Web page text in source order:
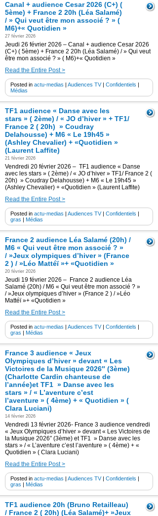
Canal + audience Cesar 2026 (C+) (
5ème) + France 2 20h (Léa Salamé)
/ » Qui veut être mon associé ? » (
M6)+« Quotidien »
27 février 2026
Jeudi 26 février 2026 – Canal + audience Cesar 2026
(C+) ( 5ème) + France 2 20h (Léa Salamé) / » Qui veut
être mon associé ? » ( M6)+« Quotidien »
Read the Entire Post >
Posted in actu-medias | Audiences TV| Confidentiels |
Médias
TF1 audience « Danse avec les
stars » ( 2ème) / « JO d’hiver » + TF1/
France 2 ( 20h) » Coudray
Delahousse) + M6 « Le 19h45 »
(Ashley Chevalier) + «Quotidien »
(Laurent Laffite)
21 février 2026
Vendredi 20 février 2026 – TF1 audience « Danse
avec les stars » ( 2ème) / « JO d’hiver » TF1/ France 2 (
20h) » Coudray Delahousse) + M6 « Le 19h45 »
(Ashley Chevalier) + «Quotidien » (Laurent Laffite)
Read the Entire Post >
Posted in actu-medias | Audiences TV| Confidentiels |
gras | Médias
France 2 audience Léa Salamé (20h) /
M6 « Qui veut être mon associé ? »
/ »Jeux olympiques d’hiver » (France
2 ) / »Léo Mattéï »+ «Quotidien »
20 février 2026
Jeudi 19 février 2026 – France 2 audience Léa
Salamé (20h) / M6 « Qui veut être mon associé ? »
/ »Jeux olympiques d’hiver » (France 2 ) / »Léo
Mattéï »+ «Quotidien »
Read the Entire Post >
Posted in actu-medias | Audiences TV| Confidentiels |
gras | Médias
France 3 audience « Jeux
Olympiques d’hiver » devant « Les
Victoires de la Musique 2026″ (3ème)
(Charlotte Cardin chanteuse de
l’année)et TF1 » Danse avec les
stars » / « L’aventure c’est
l’aventure » ( 4ème) + « Quotidien » (
Clara Luciani)
14 février 2026
Vendredi 13 février 2026- France 3 audience vendredi
« Jeux Olympiques d’hiver » devant « Les Victoires de
la Musique 2026″ (3ème) et TF1 » Danse avec les
stars » / « L’aventure c’est l’aventure » ( 4ème) + «
Quotidien » ( Clara Luciani)
Read the Entire Post >
Posted in actu-medias | Audiences TV| Confidentiels |
gras | Médias
TF1 audience 20h (Bruno Retailleau)
/ France 2 ( 20h) (Léa Salamé)+ »Jeux